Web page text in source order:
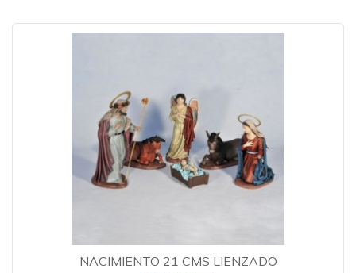
NACIMIENTO 21 CMS LIENZADO